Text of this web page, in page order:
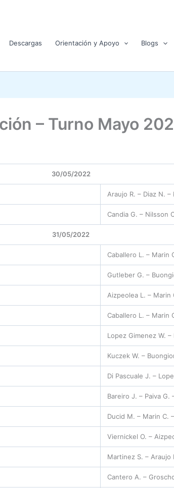
Descargas Orientación y Apoyo Blogs
– Turno Mayo
30/05/2022
Araujo R. – Diaz N. –
Candia G. – Nilsson
31/05/2022
Caballero L. – Marin
Gutleber G. –
Aizpeolea L. – Marin
Caballero L. – Marin
Lopez Gimenez W. –
Kuczek W. –
Di Pascuale J. –
Bareiro J. – Paiva G.
Ducid M. – Marin C.
Viernickel O. –
Martinez S. – Araujo
Cantero A. –